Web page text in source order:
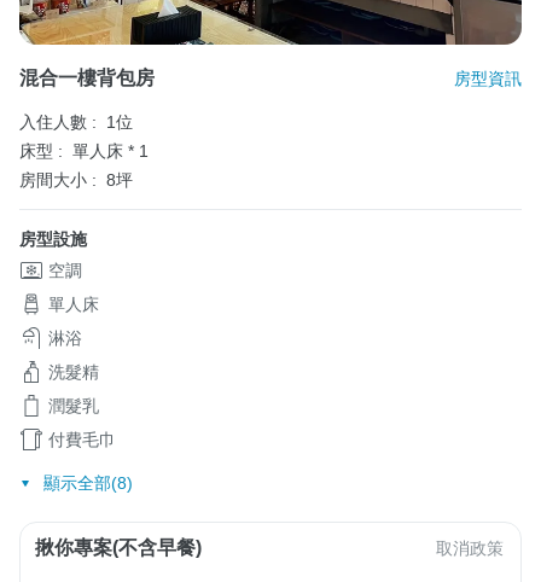
混合一樓背包房 房型資訊
入住人數 :
1位
床型 : 單人床 * 1
房間大小 : 8坪
房型設施
空調
單人床
淋浴
洗髮精
潤髮乳
付費毛巾
顯示全部(8)
揪你專案(不含早餐) 取消政策